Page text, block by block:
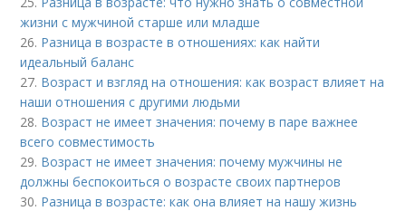
жизни с мужчиной старше или младше
26. Разница в возрасте в отношениях: как найти
идеальный баланс
27. Возраст и взгляд на отношения: как возраст влияет на
наши отношения с другими людьми
28. Возраст не имеет значения: почему в паре важнее
всего совместимость
29. Возраст не имеет значения: почему мужчины не
должны беспокоиться о возрасте своих партнеров
30. Разница в возрасте: как она влияет на нашу жизнь